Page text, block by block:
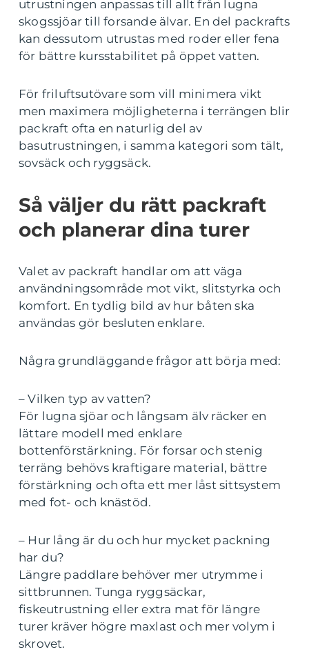
utrustningen anpassas till allt från lugna
skogssjöar till forsande älvar. En del packrafts
kan dessutom utrustas med roder eller fena
för bättre kursstabilitet på öppet vatten.
För friluftsutövare som vill minimera vikt
men maximera möjligheterna i terrängen blir
packraft ofta en naturlig del av
basutrustningen, i samma kategori som tält,
sovsäck och ryggsäck.
Så väljer du rätt packraft
och planerar dina turer
Valet av packraft handlar om att väga
användningsområde mot vikt, slitstyrka och
komfort. En tydlig bild av hur båten ska
användas gör besluten enklare.
Några grundläggande frågor att börja med:
– Vilken typ av vatten?
För lugna sjöar och långsam älv räcker en
lättare modell med enklare
bottenförstärkning. För forsar och stenig
terräng behövs kraftigare material, bättre
förstärkning och ofta ett mer låst sittsystem
med fot- och knästöd.
– Hur lång är du och hur mycket packning
har du?
Längre paddlare behöver mer utrymme i
sittbrunnen. Tunga ryggsäckar,
fiskeutrustning eller extra mat för längre
turer kräver högre maxlast och mer volym i
skrovet.